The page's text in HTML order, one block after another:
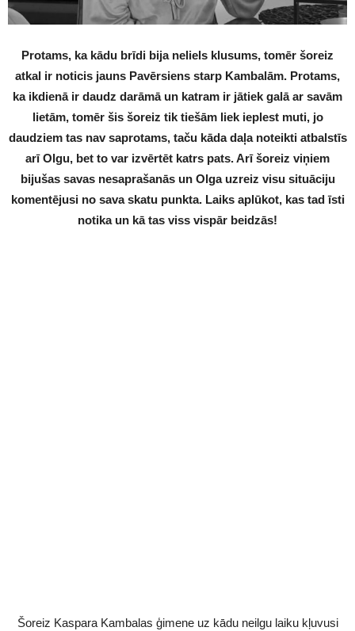
Protams, ka kādu brīdi bija neliels klusums, tomēr šoreiz
atkal ir noticis jauns Pavērsiens starp Kambalām. Protams,
ka ikdienā ir daudz darāmā un katram ir jātiek galā ar savām
lietām, tomēr šis šoreiz tik tiešām liek ieplest muti, jo
daudziem tas nav saprotams, taču kāda daļa noteikti atbalstīs
arī Olgu, bet to var izvērtēt katrs pats. Arī šoreiz viņiem
bijušas savas nesaprašanās un Olga uzreiz visu situāciju
komentējusi no sava skatu punkta. Laiks aplūkot, kas tad īsti
notika un kā tas viss vispār beidzās!
Šoreiz Kaspara Kambalas ģimene uz kādu neilgu laiku kļuvusi